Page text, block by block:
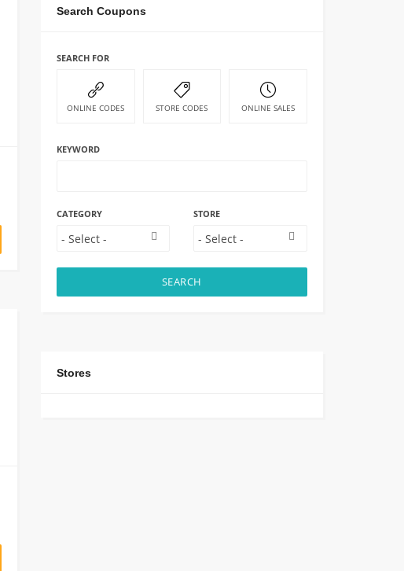
Search Coupons
SEARCH FOR
ONLINE CODES STORE CODES ONLINE SALES
KEYWORD
CATEGORY STORE
SEARCH
Stores